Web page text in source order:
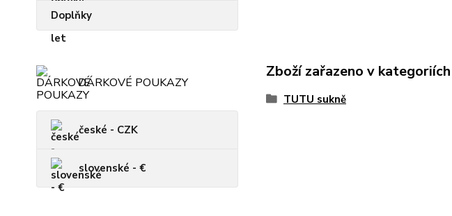
Doplňky
DÁRKOVÉ POUKAZY
české - CZK
slovenské - €
Zboží zařazeno v kategoriích
TUTU sukně